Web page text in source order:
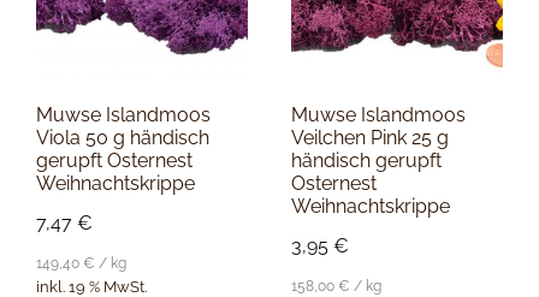
Muwse Islandmoos
Viola 50 g händisch
gerupft Osternest
Weihnachtskrippe
7,47 €
149,40 € / kg
inkl. 19 % MwSt.
Muwse Islandmoos
Veilchen Pink 25 g
händisch gerupft
Osternest
Weihnachtskrippe
3,95€
158,00€ / kg